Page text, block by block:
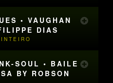
• VAUGHAN
DIAS
SOUL • BAILE
BY ROBSON